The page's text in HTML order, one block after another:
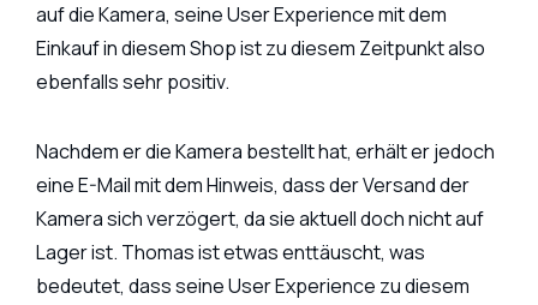
auf die Kamera, seine User Experience mit dem
Einkauf in diesem Shop ist zu diesem Zeitpunkt also
ebenfalls sehr positiv.
Nachdem er die Kamera bestellt hat, erhält er jedoch
eine E-Mail mit dem Hinweis, dass der Versand der
Kamera sich verzögert, da sie aktuell doch nicht auf
Lager ist. Thomas ist etwas enttäuscht, was
bedeutet, dass seine User Experience zu diesem